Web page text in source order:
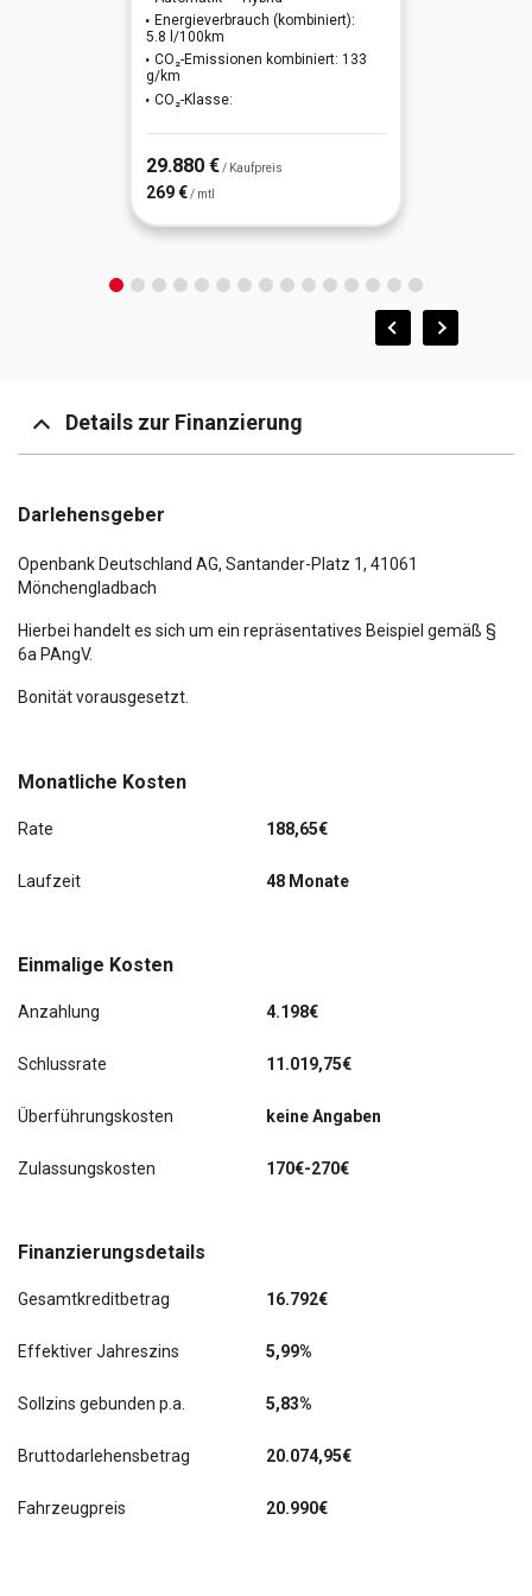
Lenkrad (Leder - 2-Speichen) mit Multifunktion
Lichtassistent (Coming Home, Leaving Home)
Line-In-Audioanschluss in Mittelkonsole
Mittelarmlehne vorn
Modellpflege
Motor 2,0 Ltr. - 110 kW TDI
Radioempfang digital (DAB+)
Reifen-Reparaturkit
Rücksitzlehne geteilt/klappbar
Scheibenwischer Aero (Flachblattscheibenwischer)
Scheibenwischer mit Regensensor
Sonnenblende links mit Spiegel
Sonnenblende rechts mit Spiegel
Sprachsteuerung für Infotainment-System
Energieverbrauch (kombiniert):
5.8 l/100km
CO₂-Emissionen kombiniert: 133
g/km
CO₂-Klasse:
29.880 € / Kaufpreis
269 € / mtl
Details zur Finanzierung
Monatliche Kosten
Rate 188,65€
Laufzeit 48 Monate
Einmalige Kosten
Anzahlung 4.198€
Schlussrate 11.019,75€
Überführungskosten keine Angaben
Zulassungskosten 170€-270€
Finanzierungsdetails
Gesamtkreditbetrag 16.792€
Effektiver Jahreszins 5,99%
Sollzins gebunden p.a. 5,83%
Bruttodarlehensbetrag 20.074,95€
Fahrzeugpreis 20.990€
Darlehensgeber
Openbank Deutschland AG, Santander-Platz 1, 41061
Mönchengladbach
Hierbei handelt es sich um ein repräsentatives Beispiel gemäß §
6a PAngV.
Bonität vorausgesetzt.